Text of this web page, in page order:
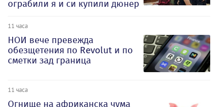
ограбили я и си купили дюнер
11 часа
НОИ вече превежда
обезщетения по Revolut и по
сметки зад граница
11 часа
Огнище на африканска чума